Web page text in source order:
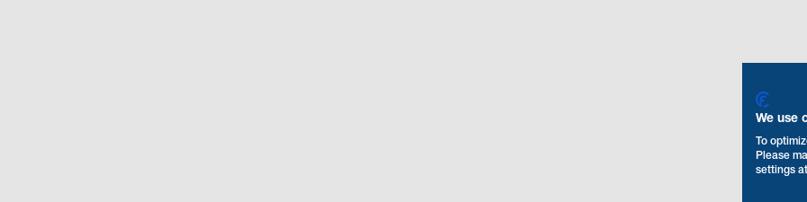
We use
To
Please
settings